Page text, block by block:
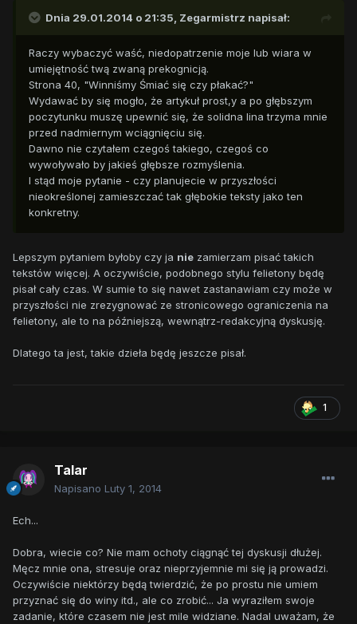
Dnia 29.01.2014 o 21:35, Zegarmistrz napisał:
Raczy wybaczyć waść, niedopatrzenie moje lub wiara w
umiejętność twą zwaną prekognicją.
Strona 40, "Winniśmy Śmiać się czy płakać?"
Wydawać by się mogło, że artykuł prost,y a po głębszym
poczytunku muszę upewnić się, że solidna lina trzyma mnie
przed nadmiernym wciągnięciu się.
Dawno nie czytałem czegoś takiego, czegoś co
wywoływało by jakieś głębsze rozmyślenia.
I stąd moje pytanie - czy planujecie w przyszłości
nieokreślonej zamieszczać tak głębokie teksty jako ten
konkretny.
Lepszym pytaniem byłoby czy ja nie zamierzam pisać takich
tekstów więcej. A oczywiście, podobnego stylu felietony będę
pisał cały czas. W sumie to się nawet zastanawiam czy może w
przyszłości nie zrezygnować ze stronicowego ograniczenia na
felietony, ale to na późniejszą, wewnątrz-redakcyjną dyskusję.
Dlatego ta jest, takie dzieła będę jeszcze pisał.
1
Talar
Napisano Luty 1, 2014
Ech...
Dobra, wiecie co? Nie mam ochoty ciągnąć tej dyskusji dłużej.
Męcz mnie ona, stresuje oraz nieprzyjemnie mi się ją prowadzi.
Oczywiście niektórzy będą twierdzić, że po prostu nie umiem
przyznać się do winy itd., ale co zrobić... Ja wyraziłem swoje
zadanie, które czasem nie jest mile widziane. Nadal uważam, że